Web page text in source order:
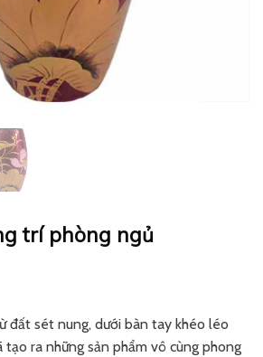
trí phòng ngủ
đất sét nung, dưới bàn tay khéo léo
tạo ra những sản phẩm vô cùng phong